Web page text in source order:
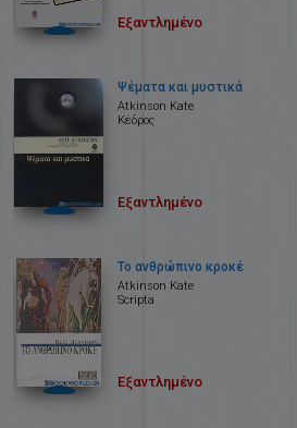
Εξαντλημένο
Ψέματα και μυστικά
Atkinson Kate
Κέδρος
Εξαντλημένο
Το ανθρώπινο κροκέ
Atkinson Kate
Scripta
Εξαντλημένο